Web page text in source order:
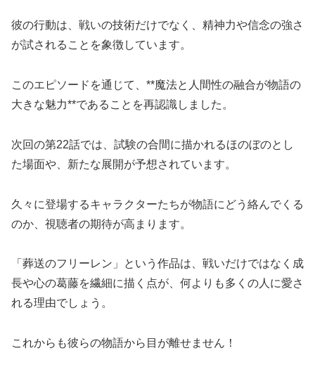
彼の行動は、戦いの技術だけでなく、精神力や信念の強さ
が試されることを象徴しています。
このエピソードを通じて、**魔法と人間性の融合が物語の
大きな魅力**であることを再認識しました。
次回の第22話では、試験の合間に描かれるほのぼのとし
た場面や、新たな展開が予想されています。
久々に登場するキャラクターたちが物語にどう絡んでくる
のか、視聴者の期待が高まります。
「葬送のフリーレン」という作品は、戦いだけではなく成
長や心の葛藤を繊細に描く点が、何よりも多くの人に愛さ
れる理由でしょう。
これからも彼らの物語から目が離せません！